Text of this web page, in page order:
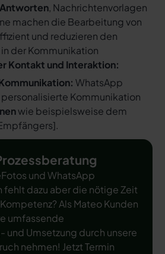
, Nachrichtenvorlagen
machen die Bearbeitung von
und reduzieren den
der Kommunikation
Kontakt und Interaktion:
WhatsApp
Kommunikation
wie beispielsweise dem
].
und WhatsApp
fehlt dazu aber die nötige Zeit
Als Mateo Kunden
umfassende
und Umsetzung durch unsere
nehmen! Jetzt Termin